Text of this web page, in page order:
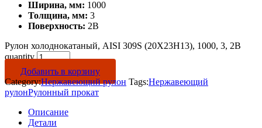
Ширина, мм: 1000
Толщина, мм: 3
Поверхность: 2B
Рулон холоднокатаный, AISI 309S (20Х23Н13), 1000, 3, 2B
quantity
Добавить в корзину
Category:Нержавеющий рулон Tags:Нержавеющий
рулонРулонный прокат
Описание
Детали